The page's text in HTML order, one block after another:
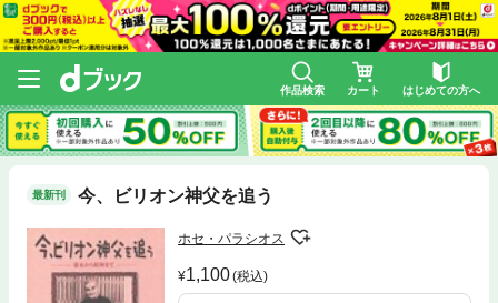
作品検索 カート はじめての方へ
最新刊 今、ビリオン神父を追う
ホセ・パラシオス
1,100(税込)